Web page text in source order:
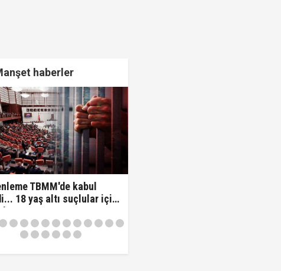
süre verildi!
haberler
TBMM'de kabul
18 yaş altı suçlular için